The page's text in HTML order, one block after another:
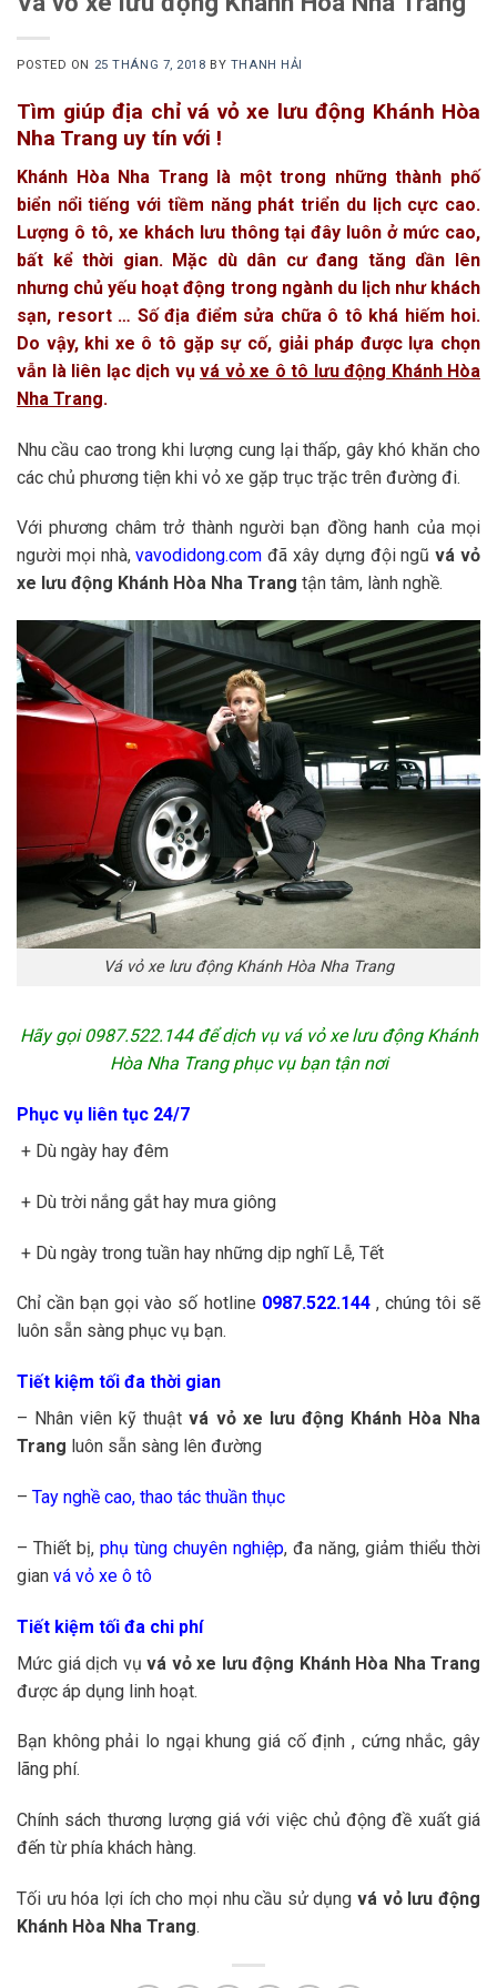
POSTED ON 25 THÁNG 7, 2018 BY THANH HẢI
Tìm giúp địa chỉ vá vỏ xe lưu động Khánh Hòa
Nha Trang uy tín với !
Khánh Hòa Nha Trang là một trong những thành phố
biển nổi tiếng với tiềm năng phát triển du lịch cực cao.
Lượng ô tô, xe khách lưu thông tại đây luôn ở mức cao,
bất kể thời gian. Mặc dù dân cư đang tăng dần lên
nhưng chủ yếu hoạt động trong ngành du lịch như khách
sạn, resort … Số địa điểm sửa chữa ô tô khá hiếm hoi.
Do vậy, khi xe ô tô gặp sự cố, giải pháp được lựa chọn
vẫn là liên lạc dịch vụ vá vỏ xe ô tô lưu động Khánh Hòa
Nha Trang.
Nhu cầu cao trong khi lượng cung lại thấp, gây khó khăn cho
các chủ phương tiện khi vỏ xe gặp trục trặc trên đường đi.
Với phương châm trở thành người bạn đồng hanh của mọi
người mọi nhà,vavodidong.com đã xây dựng đội ngũvá vỏ
xe lưu động Khánh Hòa Nha Trang tận tâm, lành nghề.
Vá vỏ xe lưu động Khánh Hòa Nha Trang
Hãy gọi 0987.522.144 để dịch vụ vá vỏ xe lưu động Khánh
Hòa Nha Trang phục vụ bạn tận nơi
Phục vụ liên tục 24/7
+ Dù ngày hay đêm
+ Dù trời nắng gắt hay mưa giông
+ Dù ngày trong tuần hay những dịp nghĩ Lễ, Tết
Chỉ cần bạn gọi vào số hotline 0987.522.144, chúng tôi sẽ
luôn sẵn sàng phục vụ bạn.
Tiết kiệm tối đa thời gian
– Nhân viên kỹ thuậtvá vỏ xe lưu động Khánh Hòa Nha
Trang luôn sẵn sàng lên đường
– Tay nghề cao, thao tác thuần thục
– Thiết bị, phụ tùng chuyên nghiệp, đa năng, giảm thiểu thời
gian vá vỏ xe ô tô
Tiết kiệm tối đa chi phí
Mức giá dịch vụ vá vỏ xe lưu động Khánh Hòa Nha Trang
được áp dụng linh hoạt.
Bạn không phải lo ngại khung giá cố định , cứng nhắc, gây
lãng phí.
Chính sách thương lượng giá với việc chủ động đề xuất giá
đến từ phía khách hàng.
Tối ưu hóa lợi ích cho mọi nhu cầu sử dụngvá vỏ lưu động
Khánh Hòa Nha Trang.